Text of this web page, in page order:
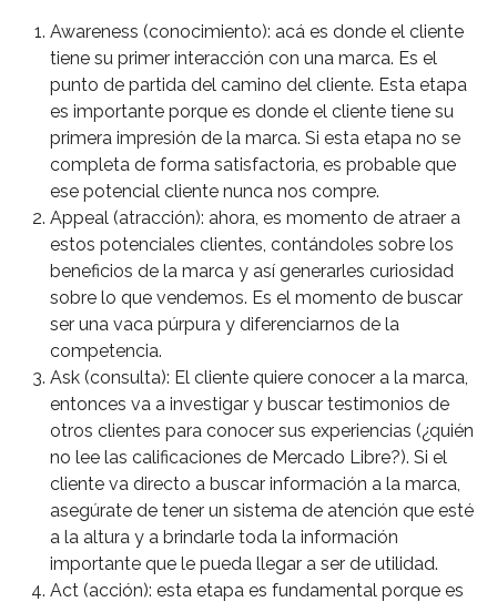
Awareness (conocimiento): acá es donde el cliente
tiene su primer interacción con una marca. Es el
punto de partida del camino del cliente. Esta etapa
es importante porque es donde el cliente tiene su
primera impresión de la marca. Si esta etapa no se
completa de forma satisfactoria, es probable que
ese potencial cliente nunca nos compre.
Appeal (atracción): ahora, es momento de atraer a
estos potenciales clientes, contándoles sobre los
beneficios de la marca y así generarles curiosidad
sobre lo que vendemos. Es el momento de buscar
ser una vaca púrpura y diferenciarnos de la
competencia.
Ask (consulta): El cliente quiere conocer a la marca,
entonces va a investigar y buscar testimonios de
otros clientes para conocer sus experiencias (¿quién
no lee las calificaciones de Mercado Libre?). Si el
cliente va directo a buscar información a la marca,
asegúrate de tener un sistema de atención que esté
a la altura y a brindarle toda la información
importante que le pueda llegar a ser de utilidad.
Act (acción): esta etapa es fundamental porque es